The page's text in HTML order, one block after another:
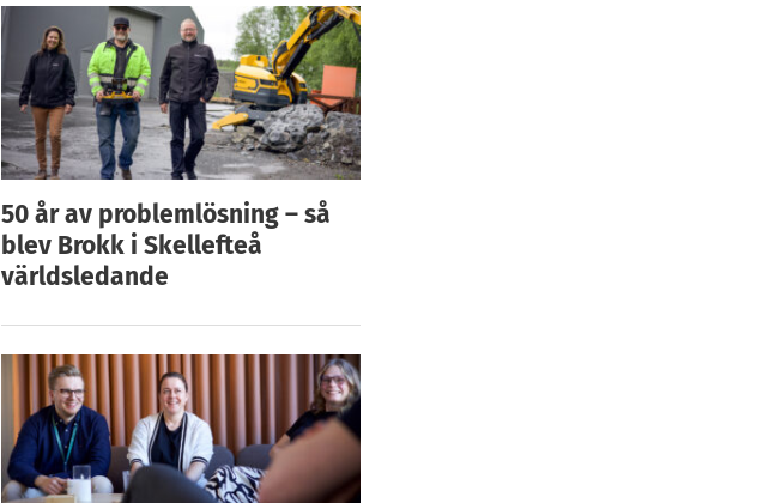
50 år av problemlösning – så
blev Brokk i Skellefteå
världsledande